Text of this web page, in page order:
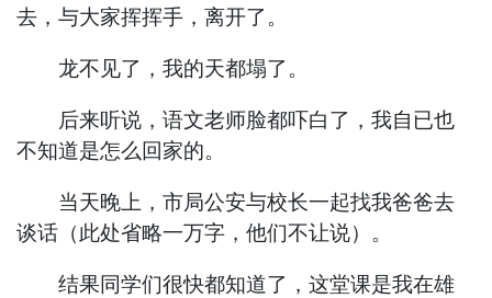
去，与大家挥挥手，离开了。
龙不见了，我的天都塌了。
后来听说，语文老师脸都吓白了，我自已也
不知道是怎么回家的。
当天晚上，市局公安与校长一起找我爸爸去
谈话（此处省略一万字，他们不让说）。
结果同学们很快都知道了，这堂课是我在雄